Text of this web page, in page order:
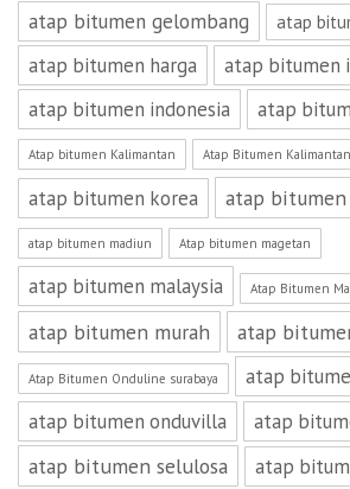
atap bitumen gelombang
atap
atap bitumen harga
atap bitumen
atap bitumen indonesia
atap
Atap bitumen Kalimantan Atap Bitumen
atap bitumen korea atap
atap bitumen madiun Atap bitumen magetan
atap bitumen malaysia Atap Bitumen
atap bitumen murah atap
Atap Bitumen Onduline surabaya
atap
atap bitumen onduvilla
atap
atap bitumen selulosa
atap